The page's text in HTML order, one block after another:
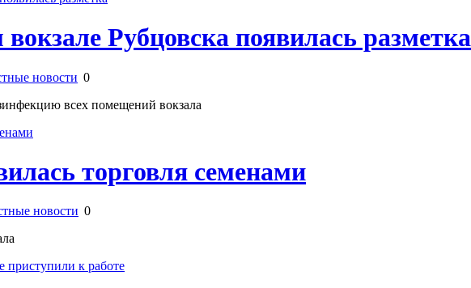
Рубцовска появилась разметка
новости 0
всех помещений вокзала
торговля семенами
новости 0